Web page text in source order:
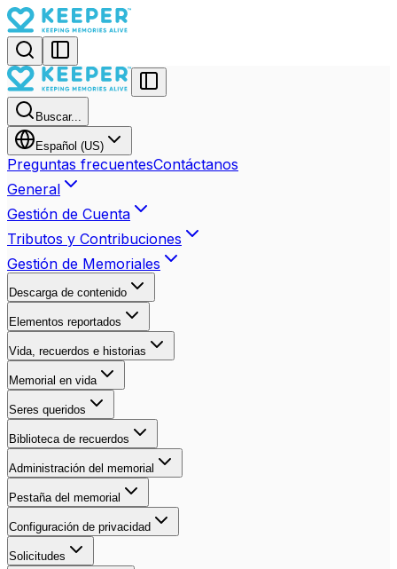
Buscar...
Español (US)
Preguntas frecuentesContáctanos
General
Gestión de Cuenta
Tributos y Contribuciones
Gestión de Memoriales
Descarga de contenido
Elementos reportados
Vida, recuerdos e historias
Memorial en vida
Seres queridos
Biblioteca de recuerdos
Administración del memorial
Pestaña del memorial
Configuración de privacidad
Solicitudes